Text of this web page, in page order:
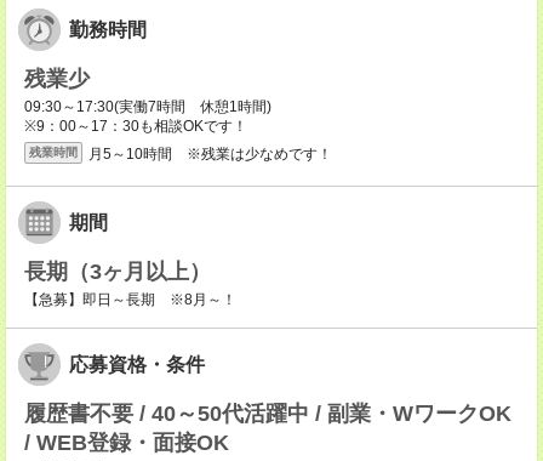
勤務時間
残業少
09:30～17:30(実働7時間 休憩1時間)
※9：00～17：30も相談OKです！
残業時間 月5～10時間 ※残業は少なめです！
期間
長期（3ヶ月以上）
【急募】即日～長期 ※8月～！
応募資格・条件
履歴書不要 / 40～50代活躍中 / 副業・WワークOK
/ WEB登録・面接OK